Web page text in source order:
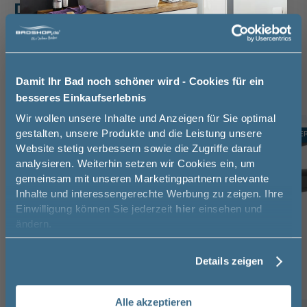
Damit Ihr Bad noch schöner wird - Cookies für ein
besseres Einkaufserlebnis
Wir wollen unsere Inhalte und Anzeigen für Sie optimal
gestalten, unsere Produkte und die Leistung unsere
Website stetig verbessern sowie die Zugriffe darauf
analysieren. Weiterhin setzen wir Cookies ein, um
gemeinsam mit unseren Marketingpartnern relevante
Inhalte und interessengerechte Werbung zu zeigen. Ihre
Einwilligung können Sie jederzeit hier einsehen und
ändern.
Details zeigen
Alle akzeptieren
Das passt dazu
Waschtischarmatur (3)
Röhrensiphon (1)
TOPSELLER -10%
Jetzt 50 € sparen!
Melde Sie sich hier zu unserem
Newsletter an und sparen Sie
50€* auf Ihre Bestellung!
Vorname